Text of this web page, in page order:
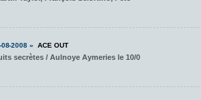
08-2008 » ACE OUT
secrètes / Aulnoye Aymeries le 10/0